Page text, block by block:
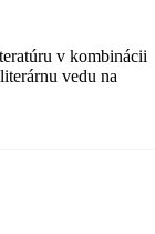
v kombinácii
vedu na